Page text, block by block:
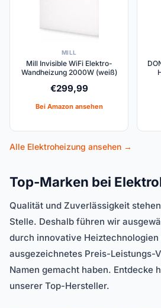
MILL
Mill Invisible WiFi Elektro-
Wandheizung 2000W (weiß)
€299,99
Bei Amazon ansehen
Alle Elektroheizung ansehen →
Top-Marken bei
Qualität und Zuverlässigkeit
Stelle. Deshalb führen wir
durch innovative Heiztechnologien
ausgezeichnetes Preis-Leistungs-
Namen gemacht haben. Entdecke
unserer Top-Hersteller.